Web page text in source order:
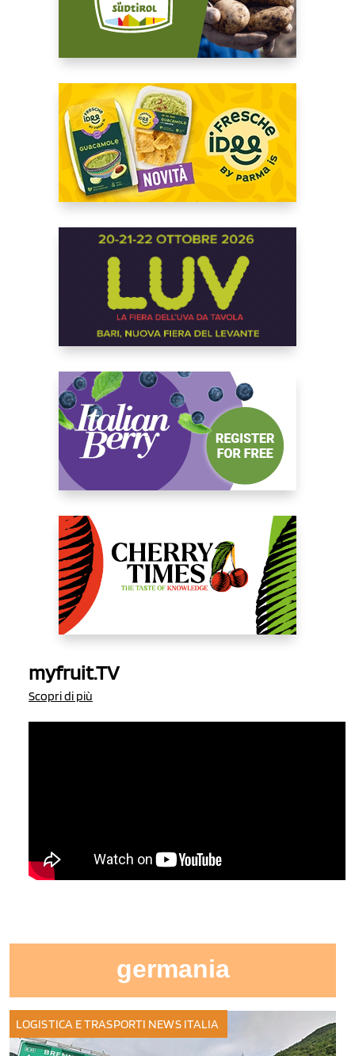
myfruit.TV
Scopri di più
germania
LOGISTICA E TRASPORTI NEWS ITALIA